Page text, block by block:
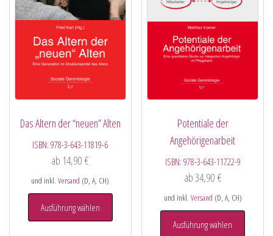
Das Altern der “neuen” Alten
ISBN:978-3-643-11819-6
ab 14,90€
und inkl.Versand (D, A, CH)
Ausführung wählen
Potentiale der
Angehörigenarbeit
ISBN: 978-3-643-11722-9
ab34,90 €
und inkl. Versand (D, A, CH)
Ausführung wählen